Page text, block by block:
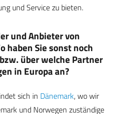
und Service zu bieten.
und Anbieter von
haben Sie sonst noch
über welche Partner
in Europa an?
sich in Dänemark, wo wir
und Norwegen zuständige